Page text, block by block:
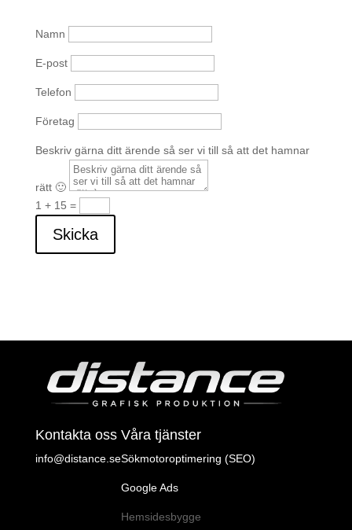
Namn
E-post
Telefon
Företag
Beskriv gärna ditt ärende så ser vi till så att det hamnar
rätt 🙂
1 + 15 =
Skicka
Kontakta oss
info@distance.se
Våra tjänster
Sökmotoroptimering (SEO)
Google Ads
Hemsidesbygge